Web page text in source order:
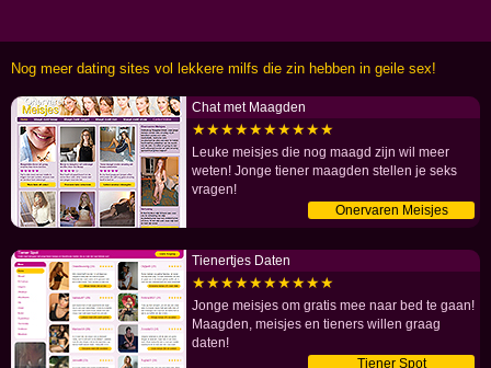
Nog meer dating sites vol lekkere milfs die zin hebben in geile sex!
Chat met Maagden
★★★★★★★★★★
Leuke meisjes die nog maagd zijn wil meer
weten! Jonge tiener maagden stellen je seks
vragen!
Onervaren Meisjes
Tienertjes Daten
★★★★★★★★★★
Jonge meisjes om gratis mee naar bed te gaan!
Maagden, meisjes en tieners willen graag
daten!
Tiener Spot